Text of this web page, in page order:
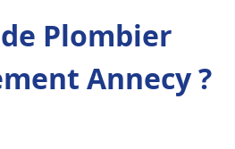
Plombier
Annecy ?